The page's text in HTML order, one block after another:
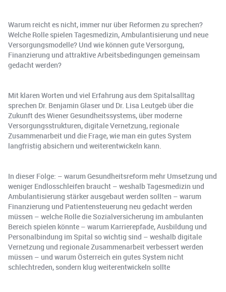
Warum reicht es nicht, immer nur über Reformen zu sprechen?
Welche Rolle spielen Tagesmedizin, Ambulantisierung und neue
Versorgungsmodelle? Und wie können gute Versorgung,
Finanzierung und attraktive Arbeitsbedingungen gemeinsam
gedacht werden?
Mit klaren Worten und viel Erfahrung aus dem Spitalsalltag
sprechen Dr. Benjamin Glaser und Dr. Lisa Leutgeb über die
Zukunft des Wiener Gesundheitssystems, über moderne
Versorgungsstrukturen, digitale Vernetzung, regionale
Zusammenarbeit und die Frage, wie man ein gutes System
langfristig absichern und weiterentwickeln kann.
In dieser Folge: – warum Gesundheitsreform mehr Umsetzung und
weniger Endlosschleifen braucht – weshalb Tagesmedizin und
Ambulantisierung stärker ausgebaut werden sollten – warum
Finanzierung und Patientensteuerung neu gedacht werden
müssen – welche Rolle die Sozialversicherung im ambulanten
Bereich spielen könnte – warum Karrierepfade, Ausbildung und
Personalbindung im Spital so wichtig sind – weshalb digitale
Vernetzung und regionale Zusammenarbeit verbessert werden
müssen – und warum Österreich ein gutes System nicht
schlechtreden, sondern klug weiterentwickeln sollte